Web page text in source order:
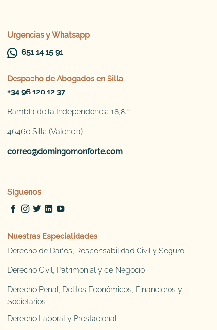
Urgencias y Whatsapp
651 14 15 91
Despacho de Abogados en Silla
+34 96 120 12 37
Rambla de la Independencia 18,8.º
46460 Silla (Valencia)
correo@domingomonforte.com
Síguenos
Nuestras Especialidades
Derecho de Daños, Responsabilidad Civil y Seguro
Derecho Civil, Patrimonial y de Negocio
Derecho Penal, Delitos Económicos, Financieros y
Societarios
Derecho Laboral y Prestacional